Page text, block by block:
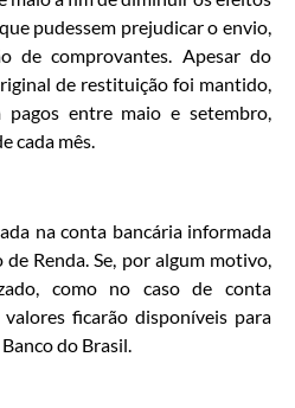
pudessem prejudicar o envio,
de comprovantes. Apesar do
de restituição foi mantido,
entre maio e setembro,
cada mês.
na conta bancária informada
Renda. Se, por algum motivo,
como no caso de conta
ficarão disponíveis para
do Brasil.